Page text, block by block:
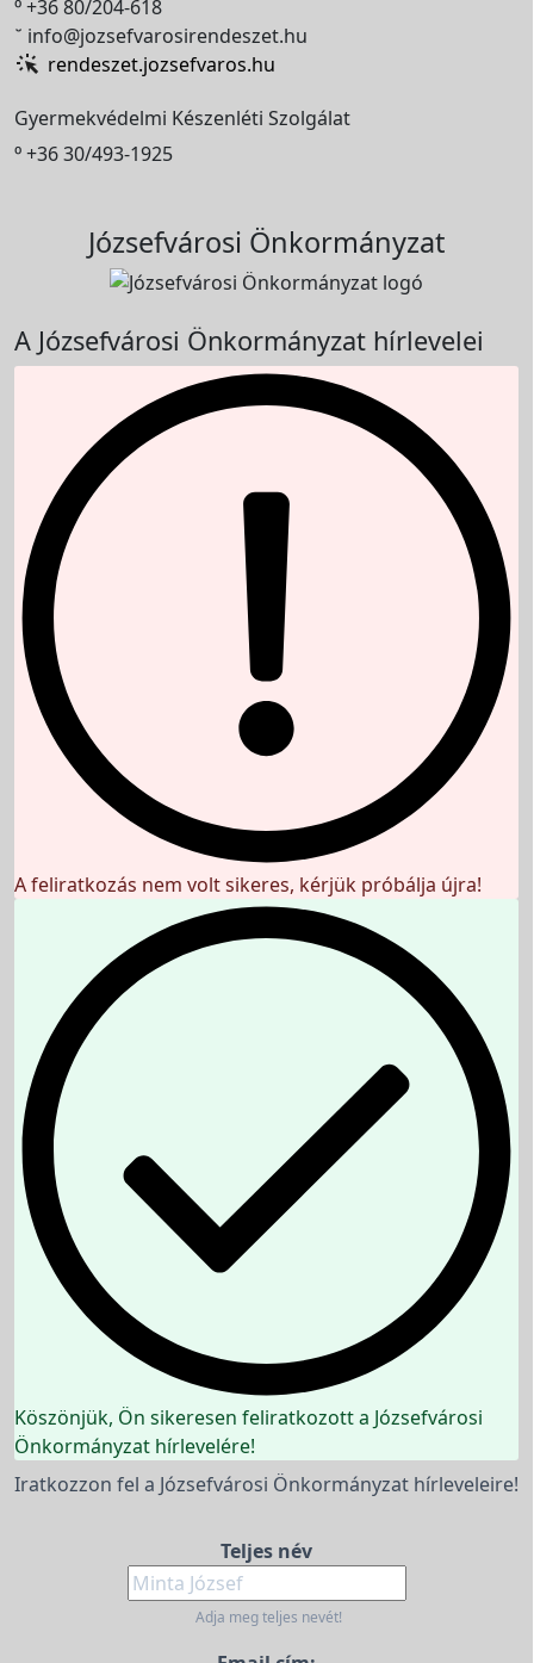
+36 80/204-618
 info@jozsefvarosirendeszet.hu
rendeszet.jozsefvaros.hu
Gyermekvédelmi Készenléti Szolgálat
+36 30/493-1925
Józsefvárosi Önkormányzat
A Józsefvárosi Önkormányzat hírlevelei
A feliratkozás nem volt sikeres, kérjük próbálja újra!
Köszönjük, Ön sikeresen feliratkozott a Józsefvárosi
Önkormányzat hírlevelére!
Iratkozzon fel a Józsefvárosi Önkormányzat hírleveleire!
Teljes név
Adja meg teljes nevét!